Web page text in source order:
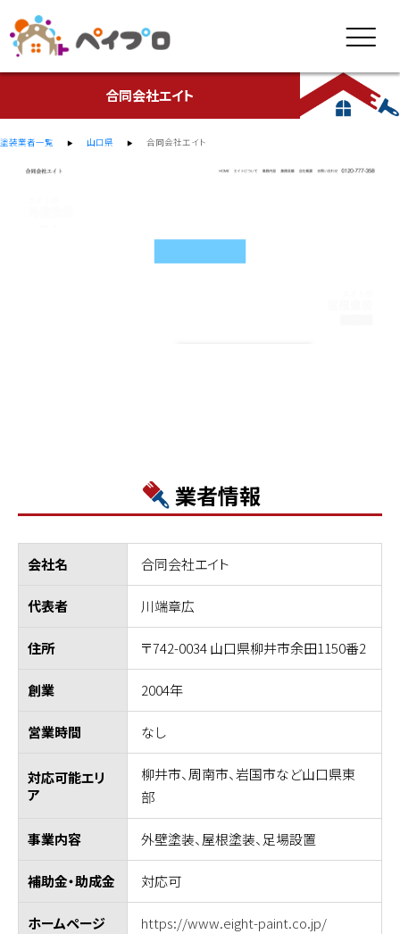
合同会社エイト
塗装業者一覧 山口県 合同会社エイト
業者情報
会社名 合同会社エイト
代表者 川端章広
住所 〒742-0034 山口県柳井市余田1150番2
創業 2004年
営業時間 なし
対応可能エリ
ア
柳井市、周南市、岩国市など山口県東
部
事業内容 外壁塗装、屋根塗装、足場設置
補助金・助成金 対応可
ホームページ https://www.eight-paint.co.jp/